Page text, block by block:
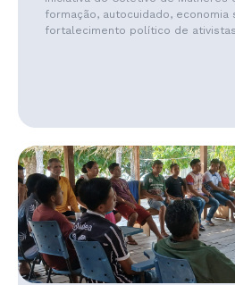
formação, autocuidado, economia
fortalecimento político de